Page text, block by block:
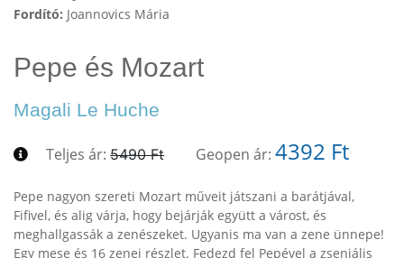
Fordító: Joannovics Mária
Pepe és Mozart
Magali Le Huche
Teljes ár: 5490 Ft Geopen ár: 4392 Ft
Pepe nagyon szereti Mozart műveit játszani a barátjával,
Fifivel, és alig várja, hogy bejárják együtt a várost, és
meghallgassák a zenészeket. Ugyanis ma van a zene ünnepe!
Egy mese és 16 zenei részlet. Fedezd fel Pepével a zseniális